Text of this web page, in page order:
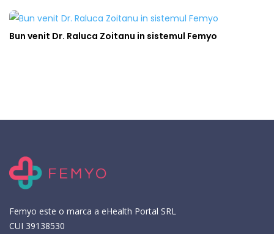
Bun venit Dr. Raluca Zoitanu in sistemul Femyo
Femyo este o marca a eHealth Portal SRL
CUI 39138530